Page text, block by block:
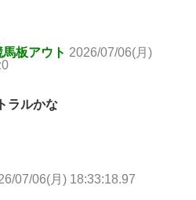
板アウト 2026/07/06(月)
ラルかな
07/06(月) 18:33:18.97